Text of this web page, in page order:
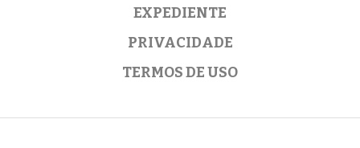
EXPEDIENTE
PRIVACIDADE
TERMOS DE USO